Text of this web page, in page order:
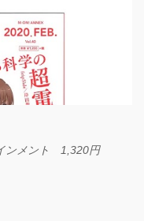
ンメント 1,320円